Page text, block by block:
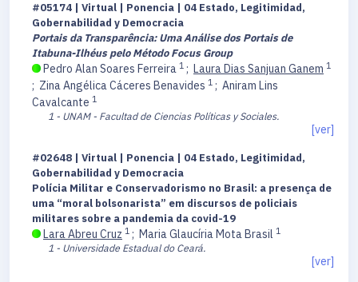
#05174 | Virtual | Ponencia | 04 Estado, Legitimidad,
Gobernabilidad y Democracia
Portais da Transparência: Uma Análise dos Portais de
Itabuna-Ilhéus pelo Método Focus Group
Pedro Alan Soares Ferreira 1 ; Laura Dias Sanjuan Ganem 1
; Zina Angélica Cáceres Benavides 1 ; Aniram Lins
Cavalcante 1
1 - UNAM - Facultad de Ciencias Políticas y Sociales.
[ver]
#02648 | Virtual | Ponencia | 04 Estado, Legitimidad,
Gobernabilidad y Democracia
Polícia Militar e Conservadorismo no Brasil: a presença de
uma “moral bolsonarista” em discursos de policiais
militares sobre a pandemia da covid-19
Lara Abreu Cruz 1 ; Maria Glaucíria Mota Brasil 1
1 - Universidade Estadual do Ceará.
[ver]